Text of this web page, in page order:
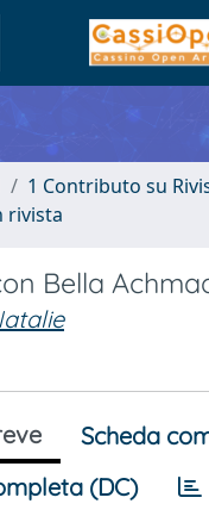
1 Contributo su
rivista
Bella
Scheda
(DC)